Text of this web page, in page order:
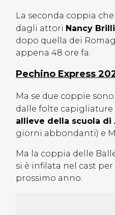
La seconda coppia
dagli attori Nancy
dopo quella dei
appena 48 ore fa.
Pechino Express
Ma se due coppie
dalle folte capigliature
allieve della scuola di
giorni abbondanti) e
Ma la coppia delle
si è infilata nel cast
prossimo anno.